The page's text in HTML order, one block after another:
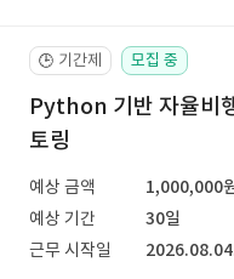
🕒 기간제 모집 중
Python 기반 자율비
토링
예상 금액
1,000,000
예상 기간
30일
근무 시작일